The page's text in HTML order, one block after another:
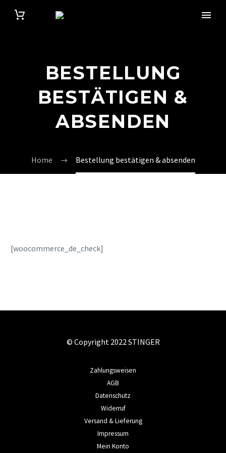
BESTELLUNG
BESTÄTIGEN &
ABSENDEN
Home Bestellung bestätigen & absenden
[woocommerce_de_check]
© Copyright 2022 STINGER
Zahlungsweisen
AGB
Datenschutz
Widerruf
Versand & Lieferung
Impressum
Mein Konto